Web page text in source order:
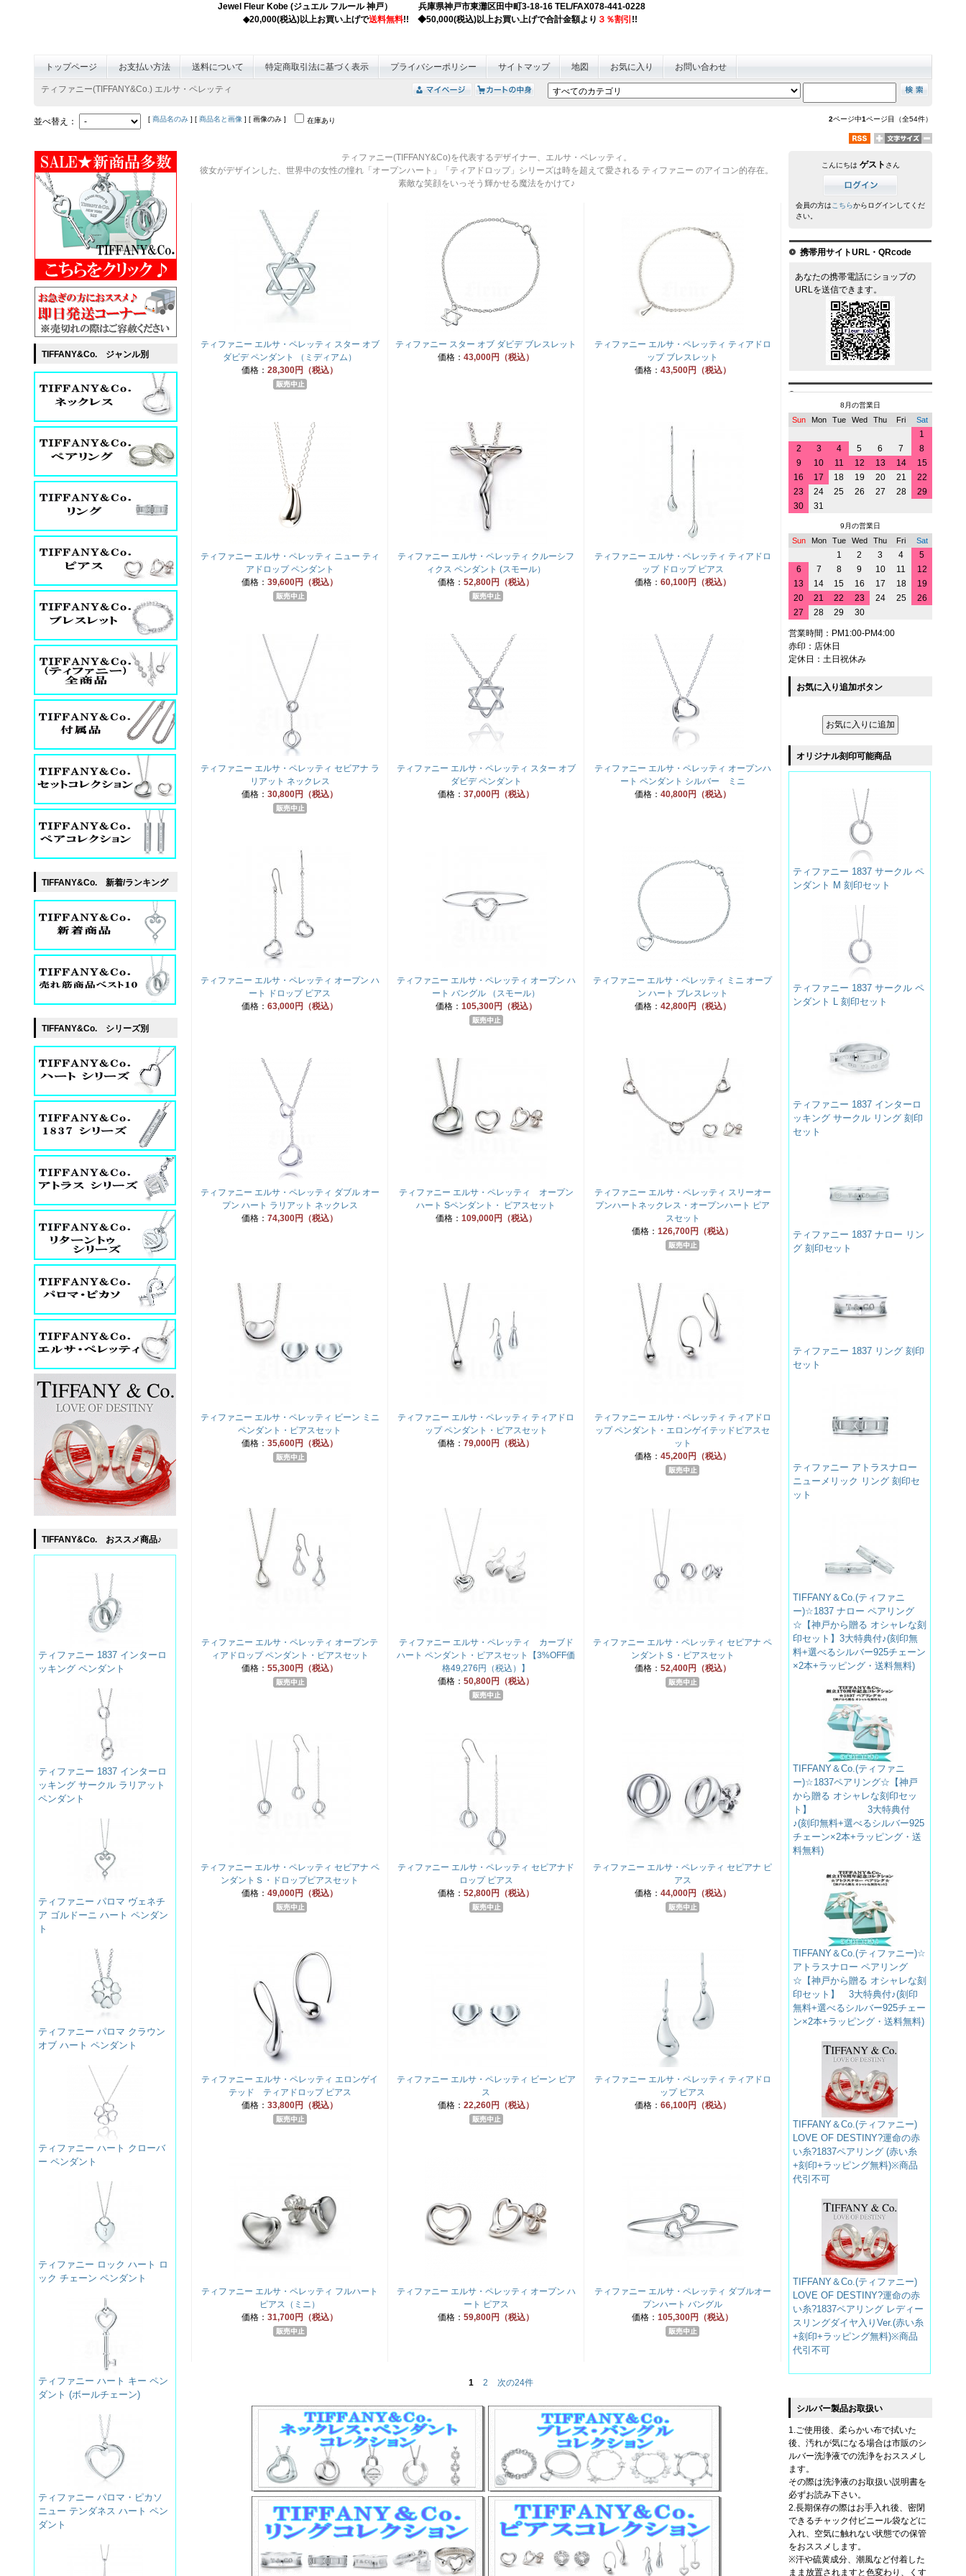
Jewel Fleur Kobe (ジュエル フルール 神戸） 兵庫県神戸市東灘区田中町3-18-16 TEL/FAX078-441-0228
◆20,000(税込)以上お買い上げで送料無料!! ◆50,000(税込)以上お買い上げで合計金額より ３％割引 !!
トップページ お支払い方法 送料について 特定商取引法に基づく表示 プライバシーポリシー サイトマップ 地図 お気に入り お問い合わせ
ティファニー(TIFFANY&Co.) エルサ・ペレッティ
並べ替え： [ 商品名のみ ] [ 商品名と画像 ] [ 画像のみ ] 在庫あり 2ページ中1ページ目（全54件）
ティファニー(TIFFANY&Co)を代表するデザイナー、エルサ・ペレッティ。
彼女がデザインした、世界中の女性の憧れ「オープンハート」「ティアドロップ」シリーズは時を超えて愛される ティファニー のアイコン的存在。
素敵な笑顔をいっそう輝かせる魔法をかけて♪
ティファニー エルサ・ペレッティ スター オブ
ダビデ ペンダント （ミディアム）
価格： 28,300円（税込）
ティファニー スター オブ ダビデ ブレスレット
価格： 43,000円（税込）
ティファニー エルサ・ペレッティ ティアドロ
ップ ブレスレット
価格： 43,500円（税込）
ティファニー エルサ・ペレッティ ニュー ティ
アドロップ ペンダント
価格： 39,600円（税込）
ティファニー エルサ・ペレッティ クルーシフ
ィクス ペンダント (スモール）
価格： 52,800円（税込）
ティファニー エルサ・ペレッティ ティアドロ
ップ ドロップ ピアス
価格： 60,100円（税込）
ティファニー エルサ・ペレッティ セビアナ ラ
リアット ネックレス
価格： 30,800円（税込）
ティファニー エルサ・ペレッティ スター オブ
ダビデ ペンダント
価格： 37,000円（税込）
ティファニー エルサ・ペレッティ オープンハ
ート ペンダント シルバー ミニ
価格： 40,800円（税込）
ティファニー エルサ・ペレッティ オープン ハ
ート ドロップ ピアス
価格： 63,000円（税込）
ティファニー エルサ・ペレッティ オープン ハ
ート バングル （スモール）
価格： 105,300円（税込）
ティファニー エルサ・ペレッティ ミニ オープ
ン ハート ブレスレット
価格： 42,800円（税込）
ティファニー エルサ・ペレッティ ダブル オー
プン ハート ラリアット ネックレス
価格： 74,300円（税込）
ティファニー エルサ・ペレッティ オープン
ハート Sペンダント・ ピアスセット
価格： 109,000円（税込）
ティファニー エルサ・ペレッティ スリーオー
プンハートネックレス・オープンハート ピア
スセット
価格： 126,700円（税込）
ティファニー エルサ・ペレッティ ビーン ミニ
ペンダント・ピアスセット
価格： 35,600円（税込）
ティファニー エルサ・ペレッティ ティアドロ
ップ ペンダント・ピアスセット
価格： 79,000円（税込）
ティファニー エルサ・ペレッティ ティアドロ
ップ ペンダント・エロンゲイテッドピアスセ
ット
価格： 45,200円（税込）
ティファニー エルサ・ペレッティ オープンテ
ィアドロップ ペンダント・ピアスセット
価格： 55,300円（税込）
ティファニー エルサ・ペレッティ カーブド
ハート ペンダント・ピアスセット【3%OFF価
格49,276円（税込）】
価格： 50,800円（税込）
ティファニー エルサ・ペレッティ セピアナ ペ
ンダントＳ・ピアスセット
価格： 52,400円（税込）
ティファニー エルサ・ペレッティ セピアナ ペ
ンダントＳ・ドロップピアスセット
価格： 49,000円（税込）
ティファニー エルサ・ペレッティ セピアナド
ロップ ピアス
価格： 52,800円（税込）
ティファニー エルサ・ペレッティ セピアナ ピ
アス
価格： 44,000円（税込）
ティファニー エルサ・ペレッティ エロンゲイ
テッド ティアドロップ ピアス
価格： 33,800円（税込）
ティファニー エルサ・ペレッティ ビーン ピア
ス
価格： 22,260円（税込）
ティファニー エルサ・ペレッティ ティアドロ
ップ ピアス
価格： 66,100円（税込）
ティファニー エルサ・ペレッティ フルハート
ピアス（ミニ）
価格： 31,700円（税込）
ティファニー エルサ・ペレッティ オープン ハ
ート ピアス
価格： 59,800円（税込）
ティファニー エルサ・ペレッティ ダブルオー
プンハート バングル
価格： 105,300円（税込）
1 2 次の24件
TIFFANY&Co. ジャンル別
TIFFANY&Co. 新着/ランキング
TIFFANY&Co. シリーズ別
TIFFANY&Co. おススメ商品♪
ティファニー 1837 インターロ
ッキング ペンダント
ティファニー 1837 インターロ
ッキング サークル ラリアット
ペンダント
ティファニー パロマ ヴェネチ
ア ゴルドーニ ハート ペンダン
ト
ティファニー パロマ クラウン
オブ ハート ペンダント
ティファニー ハート クローバ
ー ペンダント
ティファニー ロック ハート ロ
ック チェーン ペンダント
ティファニー ハート キー ペン
ダント (ボールチェーン)
ティファニー パロマ・ピカソ
ニュー テンダネス ハート ペン
ダント
こんにちは ゲスト さん
会員の方はこちらからログインしてくだ
さい。
携帯用サイトURL・QRcode
あなたの携帯電話にショップの
URLを送信できます。
8月の営業日
Sun Mon Tue Wed Thu Fri Sat
1
2
3 4 5 6 7
8
9
10 11 12 13 14
15
16
17 18 19 20 21
22
23
24 25 26 27 28
29
30
31
9月の営業日
Sun Mon Tue Wed Thu Fri Sat
1 2 3 4
5
6
7 8 9 10 11
12
13
14 15 16 17 18
19
20
21 22 23 24 25
26
27
28 29 30
営業時間：PM1:00-PM4:00
赤印：店休日
定休日：土日祝休み
お気に入り追加ボタン
オリジナル刻印可能商品
ティファニー 1837 サークル ペ
ンダント M 刻印セット
ティファニー 1837 サークル ペ
ンダント L 刻印セット
ティファニー 1837 インターロ
ッキング サークル リング 刻印
セット
ティファニー 1837 ナロー リン
グ 刻印セット
ティファニー 1837 リング 刻印
セット
ティファニー アトラスナロー
ニューメリック リング 刻印セ
ット
TIFFANY＆Co.(ティファニ
ー)☆1837 ナロー ペアリング
☆【神戸から贈る オシャレな刻
印セット】3大特典付♪(刻印無
料+選べるシルバー925チェーン
×2本+ラッピング・送料無料)
TIFFANY＆Co.(ティファニ
ー)☆1837ペアリング☆【神戸
から贈る オシャレな刻印セッ
ト】 3大特典付
♪(刻印無料+選べるシルバー925
チェーン×2本+ラッピング・送
料無料)
TIFFANY＆Co.(ティファニー)☆
アトラスナロー ペアリング
☆【神戸から贈る オシャレな刻
印セット】 3大特典付♪(刻印
無料+選べるシルバー925チェー
ン×2本+ラッピング・送料無料)
TIFFANY＆Co.(ティファニー)
LOVE OF DESTINY?運命の赤
い糸?1837ペアリング (赤い糸
+刻印+ラッピング無料)※商品
代引不可
TIFFANY＆Co.(ティファニー)
LOVE OF DESTINY?運命の赤
い糸?1837ペアリング レディー
スリングダイヤ入りVer.(赤い糸
+刻印+ラッピング無料)※商品
代引不可
シルバー製品お取扱い
1.ご使用後、柔らかい布で拭いた
後、汚れが気になる場合は市販のシ
ルバー洗浄液での洗浄をおススメし
ます。
その際は洗浄液のお取扱い説明書を
必ずお読み下さい。
2.長期保存の際はお手入れ後、密閉
できるチャック付ビニール袋などに
入れ、空気に触れない状態での保管
をおススメします。
※汗や硫黄成分、潮風など付着した
まま放置されますと色変わり、くす